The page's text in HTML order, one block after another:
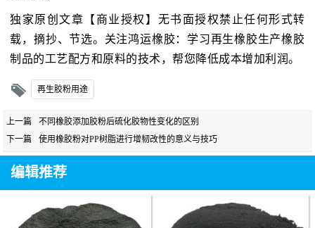
独家原创文章【商业授权】无书面授权禁止任何形式转
载，摘抄、节选。关注鸿运橡胶：学习再生橡胶生产橡胶
制品的工艺配方和原料的技术，帮您降低成本增加利润。
再生胶粉用途
上一篇
不同橡胶添加胶粉后硫化胶物性变化的区别
下一篇
使用橡胶粉对PP树脂进行增韧改性的意义与技巧
编辑推荐